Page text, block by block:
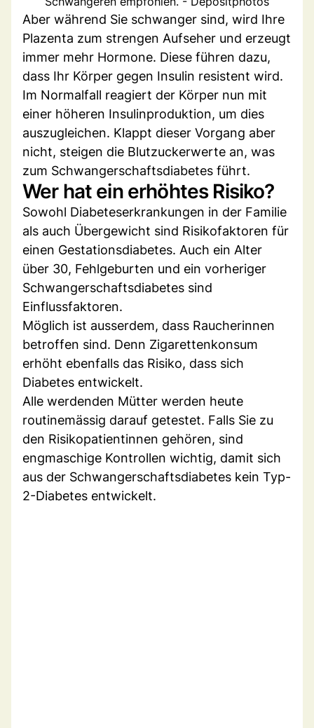
Aber während Sie schwanger sind, wird Ihre
Plazenta zum strengen Aufseher und erzeugt
immer mehr Hormone. Diese führen dazu,
dass Ihr Körper gegen Insulin resistent wird.
Im Normalfall reagiert der Körper nun mit
einer höheren Insulinproduktion, um dies
auszugleichen. Klappt dieser Vorgang aber
nicht, steigen die Blutzuckerwerte an, was
zum Schwangerschaftsdiabetes führt.
Wer hat ein erhöhtes Risiko?
Sowohl Diabeteserkrankungen in der Familie
als auch Übergewicht sind Risikofaktoren für
einen Gestationsdiabetes. Auch ein Alter
über 30, Fehlgeburten und ein vorheriger
Schwangerschaftsdiabetes sind
Einflussfaktoren.
Möglich ist ausserdem, dass Raucherinnen
betroffen sind. Denn Zigarettenkonsum
erhöht ebenfalls das Risiko, dass sich
Diabetes entwickelt.
Alle werdenden Mütter werden heute
routinemässig darauf getestet. Falls Sie zu
den Risikopatientinnen gehören, sind
engmaschige Kontrollen wichtig, damit sich
aus der Schwangerschaftsdiabetes kein Typ-
2-Diabetes entwickelt.